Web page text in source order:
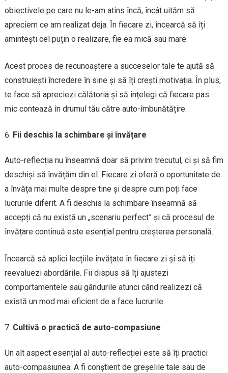
obiectivele pe care nu le-am atins încă, încât uităm să
apreciem ce am realizat deja. În fiecare zi, încearcă să îți
amintești cel puțin o realizare, fie ea mică sau mare.
Acest proces de recunoaștere a succeselor tale te ajută să
construiești încredere în sine și să îți crești motivația. În plus,
te face să apreciezi călătoria și să înțelegi că fiecare pas
mic contează în drumul tău către auto-îmbunătățire.
Fii deschis la schimbare și învățare
Auto-reflecția nu înseamnă doar să privim trecutul, ci și să fim
deschiși să învățăm din el. Fiecare zi oferă o oportunitate de
a învăța mai multe despre tine și despre cum poți face
lucrurile diferit. A fi deschis la schimbare înseamnă să
accepți că nu există un „scenariu perfect” și că procesul de
învățare continuă este esențial pentru creșterea personală.
Încearcă să aplici lecțiile învățate în fiecare zi și să îți
reevaluezi abordările. Fii dispus să îți ajustezi
comportamentele sau gândurile atunci când realizezi că
există un mod mai eficient de a face lucrurile.
Cultivă o practică de auto-compasiune
Un alt aspect esențial al auto-reflecției este să îți practici
auto-compasiunea. A fi conștient de greșelile tale sau de